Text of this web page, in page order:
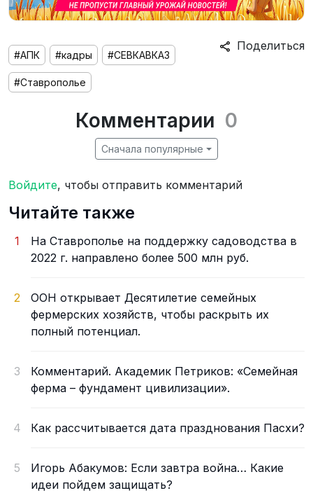
Поделиться
#АПК #кадры #СЕВКАВКАЗ
#Ставрополье
Комментарии 0
Сначала популярные
Войдите, чтобы отправить комментарий
Читайте также
1
На Ставрополье на поддержку садоводства в
2022 г. направлено более 500 млн руб.
2
ООН открывает Десятилетие семейных
фермерских хозяйств, чтобы раскрыть их
полный потенциал.
3
Комментарий. Академик Петриков: «Семейная
ферма – фундамент цивилизации».
4 Как рассчитывается дата празднования Пасхи?
5
Игорь Абакумов: Если завтра война… Какие
идеи пойдем защищать?